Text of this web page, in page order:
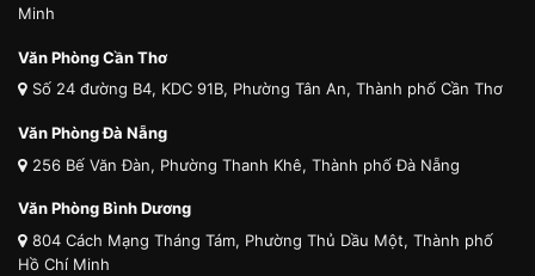
Minh
Văn Phòng Cần Thơ
Số 24 đường B4, KDC 91B, Phường Tân An, Thành phố Cần Thơ
Văn Phòng Đà Nẵng
256 Bế Văn Đàn, Phường Thanh Khê, Thành phố Đà Nẵng
Văn Phòng Bình Dương
804 Cách Mạng Tháng Tám, Phường Thủ Dầu Một, Thành phố
Hồ Chí Minh